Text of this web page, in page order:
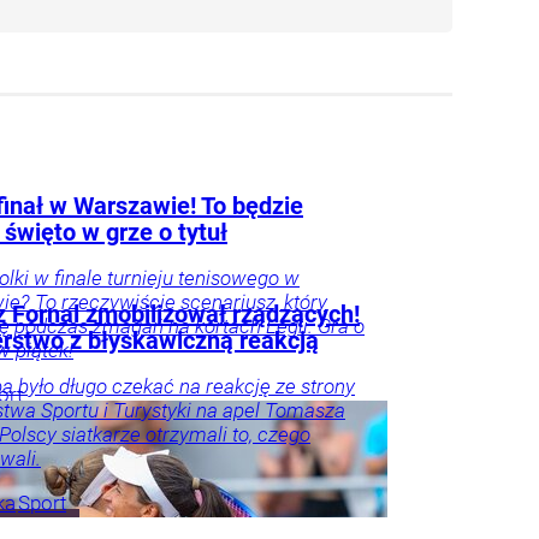
w Warszawie! To będzie
w grze o tytuł
w finale turnieju tenisowego w
To rzeczywiście scenariusz, który
podczas zmagań na kortach Legii. Gra o
piątek!
Fornal zmobilizował rządzących!
z błyskawiczną reakcją
było długo czekać na reakcję ze strony
Sportu i Turystyki na apel Tomasza
siatkarze otrzymali to, czego
Sport